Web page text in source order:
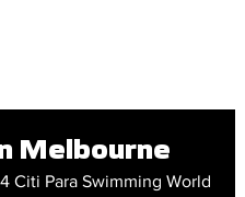
Melbourne
Citi Para Swimming World